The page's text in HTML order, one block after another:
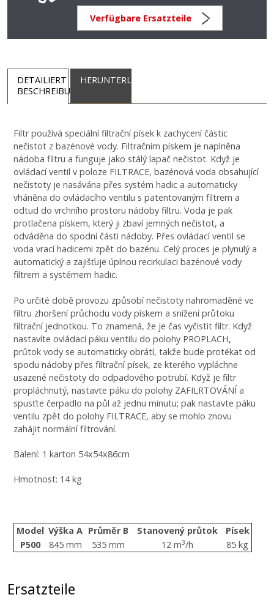
Verfügbare Ersatzteile
DETAILIERT
BESCHREIBUNG
HERUNTERLADEN
Filtr používá speciální filtrační písek k zachycení částic
nečistot z bazénové vody. Filtračním pískem je naplněna
nádoba filtru a funguje jako stálý lapač nečistot. Když je
ovládací ventil v poloze FILTRACE, bazénová voda obsahující
nečistoty je nasávána přes systém hadic a automaticky
vháněna do ovládacího ventilu s patentovaným filtrem a
odtud do vrchního prostoru nádoby filtru. Voda je pak
protlačena pískem, který ji zbaví jemných nečistot, a
odváděna do spodní části nádoby. Přes ovládací ventil se
voda vrací hadicemi zpět do bazénu. Celý proces je plynulý a
automatický a zajišťuje úplnou recirkulaci bazénové vody
filtrem a systémem hadic.
Po určité době provozu způsobí nečistoty nahromaděné ve
filtru zhoršení průchodu vody pískem a snížení průtoku
filtrační jednotkou. To znamená, že je čas vyčistit filtr. Když
nastavíte ovládací páku ventilu do polohy PROPLACH,
průtok vody se automaticky obrátí, takže bude protékat od
spodu nádoby přes filtrační písek, ze kterého vypláchne
usazené nečistoty do odpadového potrubí. Když je filtr
propláchnutý, nastavte páku do polohy ZAFILRTOVÁNÍ a
spusťte čerpadlo na půl až jednu minutu; pak nastavte páku
ventilu zpět do polohy FILTRACE, aby se mohlo znovu
zahájit normální filtrování.
Balení: 1 karton 54x54x86cm
Hmotnost: 14 kg
Model Výška A Průměr B Stanovený průtok
Písek
P500
845 mm 535 mm 12 m3/h 85 kg
Ersatzteile